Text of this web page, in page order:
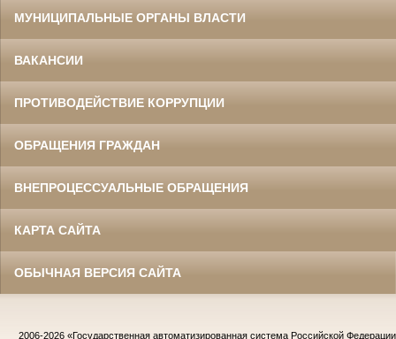
МУНИЦИПАЛЬНЫЕ ОРГАНЫ ВЛАСТИ
ВАКАНСИИ
ПРОТИВОДЕЙСТВИЕ КОРРУПЦИИ
ОБРАЩЕНИЯ ГРАЖДАН
ВНЕПРОЦЕССУАЛЬНЫЕ ОБРАЩЕНИЯ
КАРТА САЙТА
ОБЫЧНАЯ ВЕРСИЯ САЙТА
2006-2026 «Государственная автоматизированная система Российской